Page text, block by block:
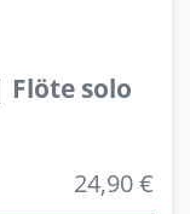
solo
24,90 €